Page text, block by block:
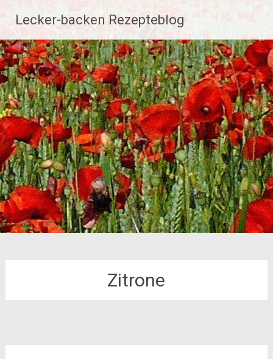
Inhalt
springen
Lecker-backen Rezepteblog
Zitrone